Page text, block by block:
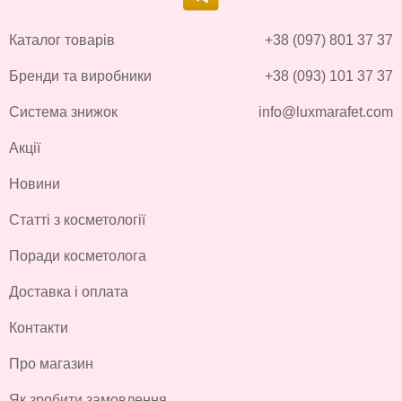
Каталог товарів
Бренди та виробники
Система знижок
Акції
Новини
Статті з косметології
Поради косметолога
Доставка і оплата
Контакти
Про магазин
+38 (097) 801 37 37
+38 (093) 101 37 37
info@luxmarafet.com